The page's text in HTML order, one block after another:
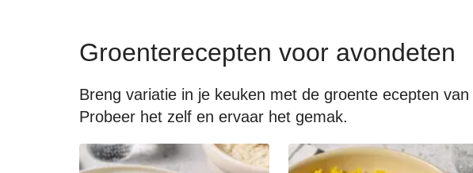
Groenterecepten voor avondeten
Breng variatie in je keuken met de groente ecepten
Probeer het zelf en ervaar het gemak.